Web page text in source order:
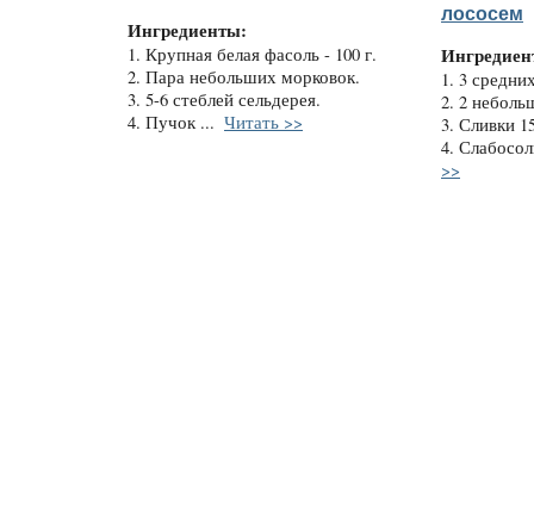
Ингредиенты:
1. Крупная белая фасоль - 100 г.
2. Пара небольших морковок.
3. 5-6 стеблей сельдерея.
4. Пучок ... Читать >>
лососем
1. 3
2. 2
3. Сливки
4.
>>